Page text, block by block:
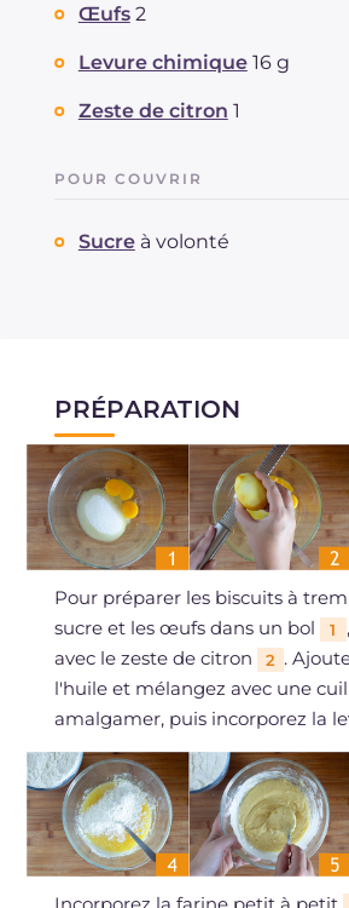
Œufs 2
Levure chimique 16 g
Zeste de citron 1
POUR COUVRIR
Sucre à volonté
PRÉPARATION
Pour préparer les biscuits à
sucre et les œufs dans un bol
1
avec le zeste de citron
2 .
l'huile et mélangez avec une
amalgamer, puis incorporez la